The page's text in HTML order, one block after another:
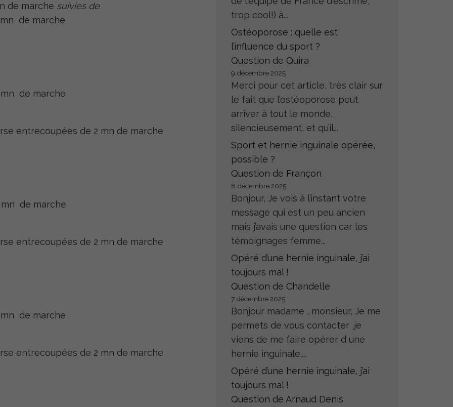
de marche suivies de
de marche
de marche
entrecoupées de 2 mn de marche
de marche
entrecoupées de 2 mn de marche
de marche
entrecoupées de 2 mn de marche
trop cool!) à...
Ostéoporose : quelle est
l’influence du sport ?
Question de Quira
9 décembre 2025
Merci pour cet article, très clair sur
le fait que l’ostéoporose peut
arriver à tout le monde,
silencieusement, et qu’il...
Sport et hernie inguinale opérée,
possible ?
Question de Françon
8 décembre 2025
Bonjour, Je vois à l’instant votre
message qui est un peu ancien
mais j’avais une question car les
témoignages femme...
Opéré d’une hernie inguinale, j’ai
toujours mal !
Question de Chandelle
7 décembre 2025
Bonjour madame , monsieur, Je me
permets de vous contacter ,je
viens de me faire opérer d une
hernie inguinale....
Opéré d’une hernie inguinale, j’ai
toujours mal !
Question de Arnaud Denis